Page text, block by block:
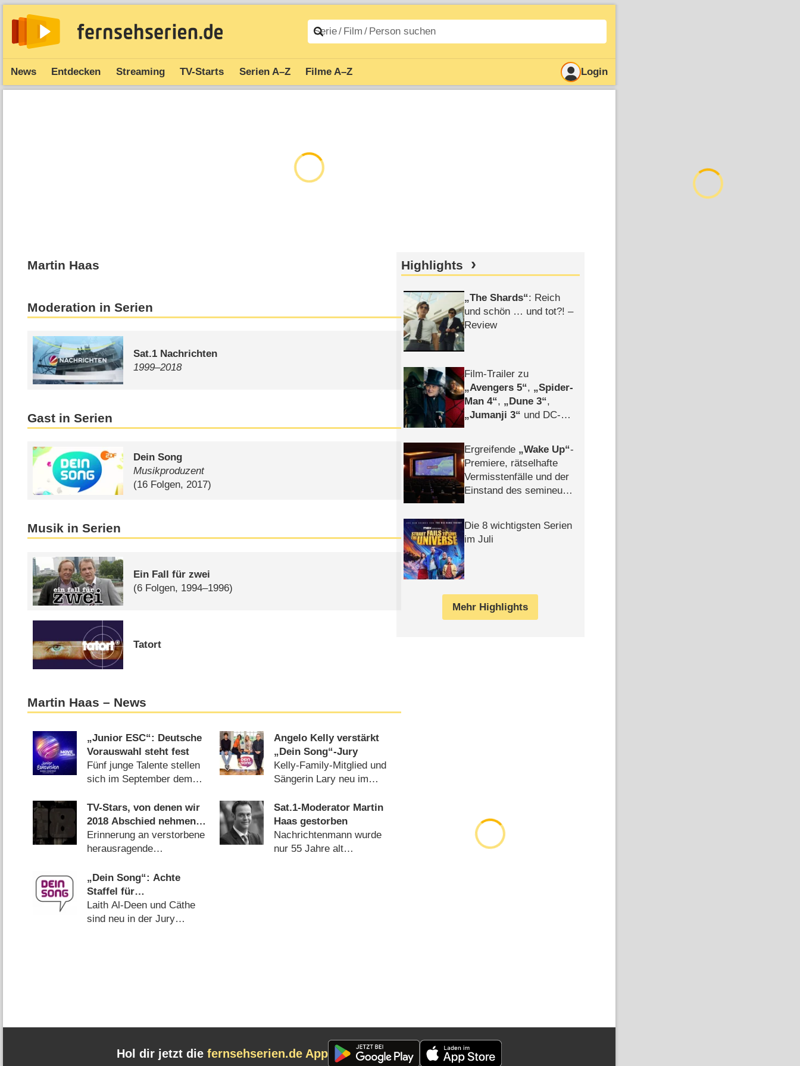
News Entdecken Streaming TV-Starts Serien A–Z Filme A–Z Login
Martin Haas
Moderation in Serien
Sat.1 Nachrichten
1999⁠–⁠2018
Gast in Serien
Dein Song
Musikproduzent
(16 Folgen, 2017)
Musik in Serien
Ein Fall für zwei
(6 Folgen, 1994–1996)
Tatort
Martin Haas – News
„Junior ESC“: Deutsche
Vorauswahl steht fest
Fünf junge Talente stellen
sich im September dem
(24.08.2020)
Angelo Kelly verstärkt
„Dein Song“-Jury
Kelly-Family-Mitglied und
Sängerin Lary neu im
(24.07.2019)
TV-Stars, von denen wir
2018 Abschied nehmen
mussten
Erinnerung an verstorbene
herausragende
31.12.2018)
Sat.1-Moderator Martin
Haas gestorben
Nachrichtenmann wurde
nur 55 Jahre alt
„Dein Song“: Achte
Staffel für
Nachwuchskomponisten-
Wettbewerb des KiKA
Laith Al-Deen und Cäthe
sind neu in der Jury
Highlights
The Shards : Reich
und schön … und tot?! –
Review
Film-Trailer zu
Avengers 5 ,
Spider-
Man 4 , Dune 3 ,
Jumanji 3
und DC-
Ergreifende
Wake Up -
Premiere, rätselhafte
Vermisstenfälle und der
Einstand des semineuen
Die 8 wichtigsten Serien
im Juli
Mehr Highlights
Hol dir jetzt die fernsehserien.de App